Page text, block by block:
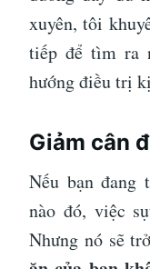
xuyên, tôi
tiếp để tìm ra
hướng điều trị
Giảm cân
Nếu bạn
nào đó, việc
Nhưng nó sẽ